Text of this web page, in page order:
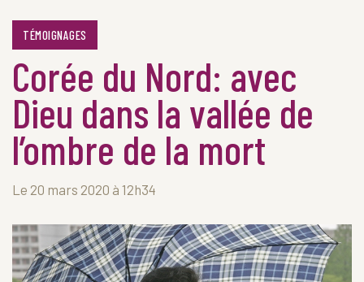
TÉMOIGNAGES
Corée du Nord: avec
Dieu dans la vallée de
l’ombre de la mort
Le 20 mars 2020 à 12h34